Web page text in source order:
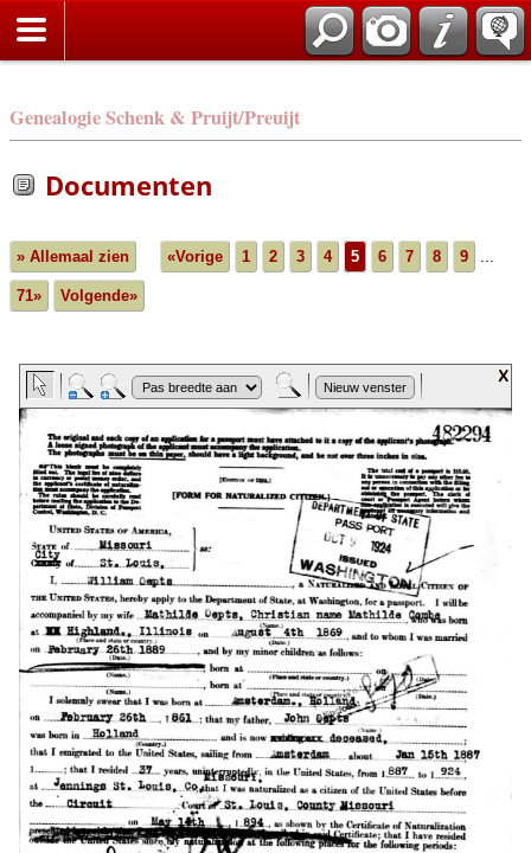
Genealogie Schenk & Pruijt/Preuijt
Documenten
» Allemaal zien «Vorige 1 2 3 4 5 6 7 8 9 ...
71» Volgende»